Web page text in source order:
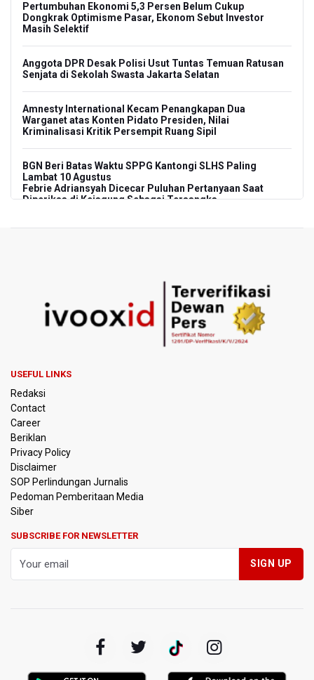
Pertumbuhan Ekonomi 5,3 Persen Belum Cukup
Dongkrak Optimisme Pasar, Ekonom Sebut Investor
Masih Selektif
Anggota DPR Desak Polisi Usut Tuntas Temuan Ratusan
Senjata di Sekolah Swasta Jakarta Selatan
Amnesty International Kecam Penangkapan Dua
Warganet atas Konten Pidato Presiden, Nilai
Kriminalisasi Kritik Persempit Ruang Sipil
BGN Beri Batas Waktu SPPG Kantongi SLHS Paling
Lambat 10 Agustus
Febrie Adriansyah Dicecar Puluhan Pertanyaan Saat
Diperiksa di Kejagung Sebagai Tersangka
SEA V Cup 2026: Timnas Voli Putri Indonesia Menang
Lawan Vietnam 3-2
Kebakaran Landa Gedung Bapenda DKI Jakarta
PSSI Evaluasi TImnas Indonesia Setelah Gagal Tembus
Ditahan Imbang Singapura 1-1
Pemerintah Matangkan Rencana Pembaruan Buku Ajar
Nasional
Pendakian Gunung Gede Pangrango Ditutup karena
Indonesia
USEFUL LINKS
Redaksi
Contact
Career
Beriklan
Privacy Policy
Disclaimer
SOP Perlindungan Jurnalis
Pedoman Pemberitaan Media
Siber
SUBSCRIBE FOR NEWSLETTER